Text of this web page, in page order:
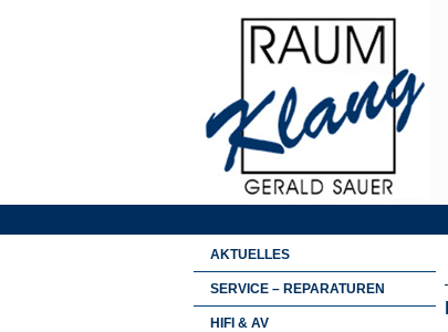
AKTUELLES
SERVICE – REPARATUREN
HIFI & AV